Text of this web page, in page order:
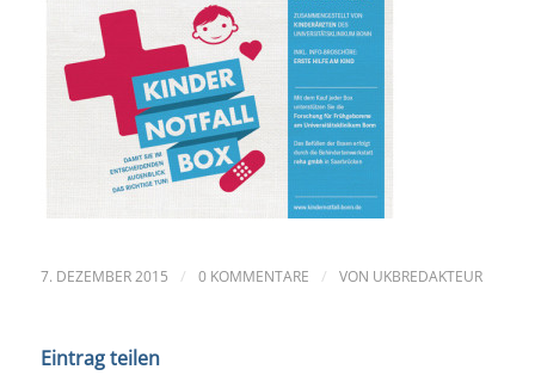
7. DEZEMBER 2015 / 0 KOMMENTARE / VON UKBREDAKTEUR
Eintrag teilen